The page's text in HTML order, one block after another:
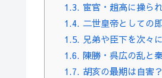
1.3. 宦官・趙高に操ら
1.4. 二世皇帝としての
1.5. 兄弟や臣下を次々
1.6. 陳勝・呉広の乱と
1.7. 胡亥の最期は自害